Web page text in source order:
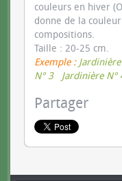
couleurs en hiver
donne de la
compositions.
Taille : 20-25 cm.
Exemple :
N° 3
Jardinière N°
Partager